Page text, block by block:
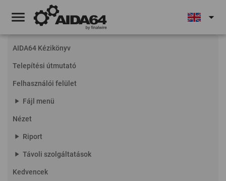
menu arrow_drop_down
AIDA64 Kézikönyv
Telepítési útmutató
Felhasználói felület
play_arrow Fájl menü
Nézet
play_arrow Riport
play_arrow Távoli szolgáltatások
Kedvencek